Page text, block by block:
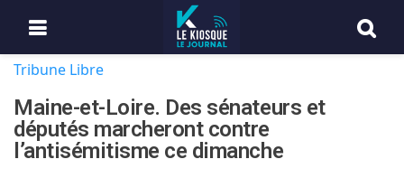
Tribune Libre
Maine-et-Loire. Des sénateurs et
députés marcheront contre
l’antisémitisme ce dimanche